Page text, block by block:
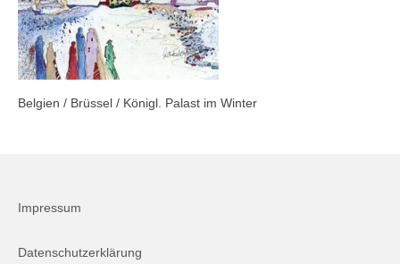
Firmenkalender 2022
Firmenkalender 2021
Firmenkalender 2020
Firmenkalender 2016
Belgien / Brüssel / Königl. Palast im Winter
Impressum
Datenschutzerklärung